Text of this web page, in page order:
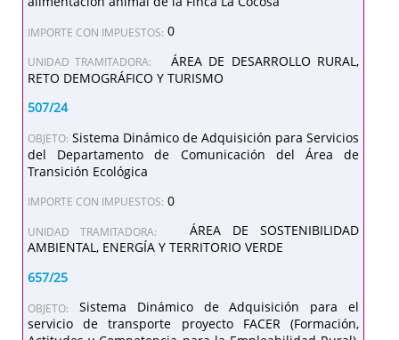
IMPORTE CON IMPUESTOS: 0
UNIDAD TRAMITADORA:
ÁREA DE DESARROLLO RURAL,
RETO DEMOGRÁFICO Y TURISMO
507/24
OBJETO: Sistema Dinámico de Adquisición para Servicios
del Departamento de Comunicación del Área de
Transición Ecológica
IMPORTE CON IMPUESTOS: 0
UNIDAD TRAMITADORA:
ÁREA DE SOSTENIBILIDAD
AMBIENTAL, ENERGÍA Y TERRITORIO VERDE
657/25
OBJETO:
Sistema Dinámico de Adquisición para el
servicio de transporte proyecto FACER (Formación,